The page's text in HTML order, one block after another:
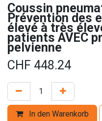
Coussin
Prévention des
élevé à très
patients AVEC
pelvienne
CHF 448.24
In den Warenkorb